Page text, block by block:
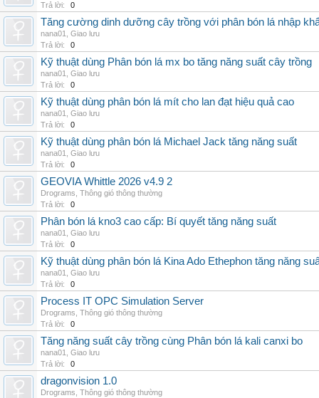
Trả lời:
0
Tăng cường dinh dưỡng cây trồng với phân bón lá nhập
nana01
Giao lưu
Trả lời:
0
Kỹ thuật dùng Phân bón lá mx bo tăng năng suất cây trồng
nana01
Giao lưu
Trả lời:
0
Kỹ thuật dùng phân bón lá mít cho lan đạt hiệu quả cao
nana01
Giao lưu
Trả lời:
0
Kỹ thuật dùng phân bón lá Michael Jack tăng năng suất
nana01
Giao lưu
Trả lời:
0
GEOVIA Whittle 2026 v4.9 2
Drograms Thông gió thông thường
Trả lời:
0
Phân bón lá kno3 cao cấp: Bí quyết tăng năng suất
nana01
Giao lưu
Trả lời:
0
Kỹ thuật dùng phân bón lá Kina Ado Ethephon tăng năng
nana01
Giao lưu
Trả lời:
0
Process IT OPC Simulation Server
Drograms Thông gió thông thường
Trả lời:
0
Tăng năng suất cây trồng cùng Phân bón lá kali canxi bo
nana01
Giao lưu
Trả lời:
0
dragonvision 1.0
Drograms Thông gió thông thường